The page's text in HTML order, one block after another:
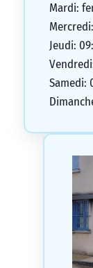
Mardi:
Jeudi:
Samedi: